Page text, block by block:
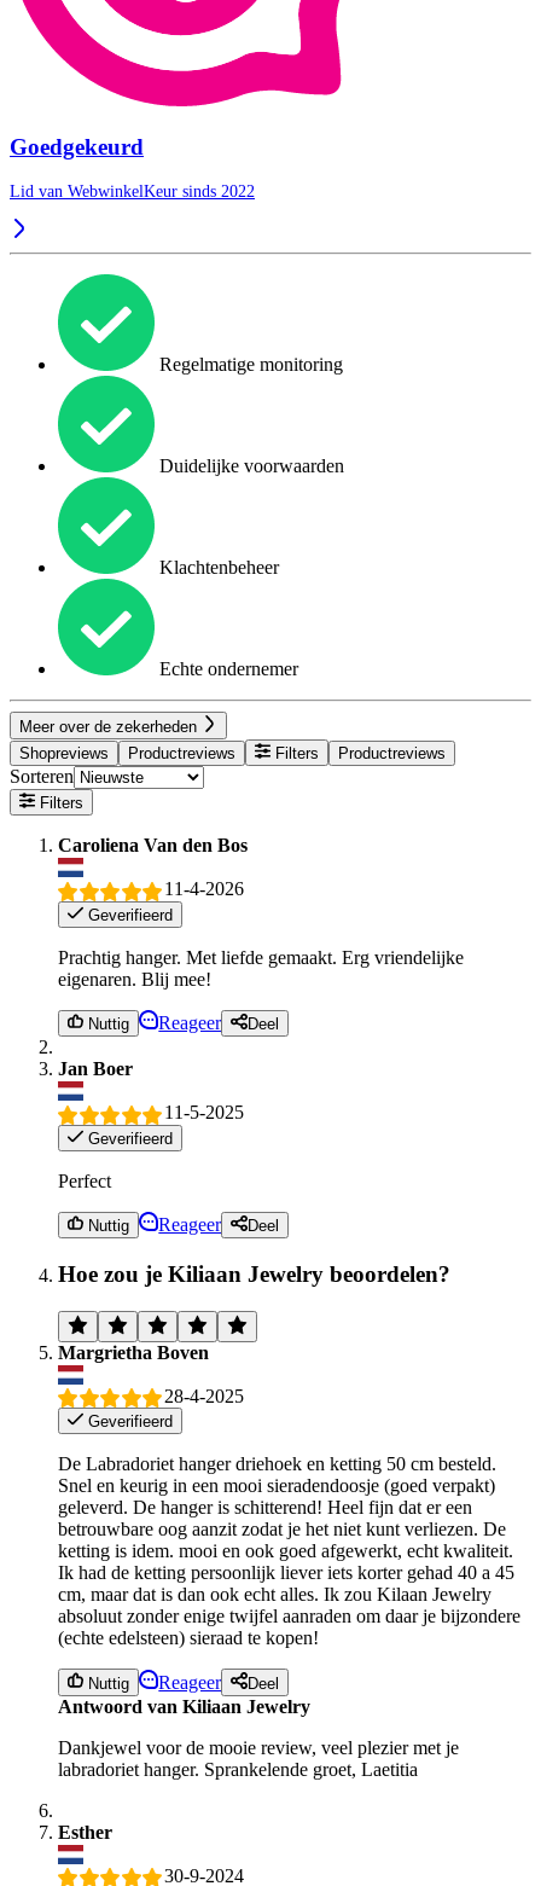
Goedgekeurd
Lid van WebwinkelKeur sinds 2022
Regelmatige monitoring
Duidelijke voorwaarden
Klachtenbeheer
Echte ondernemer
Meer over de zekerheden
Shopreviews
Productreviews Filters Productreviews
Sorteren
Filters
Caroliena Van den Bos
11-4-2026
Geverifieerd
Prachtig hanger. Met liefde gemaakt. Erg vriendelijke
eigenaren. Blij mee!
Nuttig Reageer Deel
Jan Boer
11-5-2025
Geverifieerd
Perfect
Nuttig Reageer Deel
Hoe zou je Kiliaan Jewelry beoordelen?
Margrietha Boven
28-4-2025
Geverifieerd
De Labradoriet hanger driehoek en ketting 50 cm besteld.
Snel en keurig in een mooi sieradendoosje (goed verpakt)
geleverd. De hanger is schitterend! Heel fijn dat er een
betrouwbare oog aanzit zodat je het niet kunt verliezen. De
ketting is idem. mooi en ook goed afgewerkt, echt kwaliteit.
Ik had de ketting persoonlijk liever iets korter gehad 40 a 45
cm, maar dat is dan ook echt alles. Ik zou Kilaan Jewelry
absoluut zonder enige twijfel aanraden om daar je bijzondere
(echte edelsteen) sieraad te kopen!
Nuttig Reageer Deel
Antwoord van Kiliaan Jewelry
Dankjewel voor de mooie review, veel plezier met je
labradoriet hanger. Sprankelende groet, Laetitia
Esther
30-9-2024